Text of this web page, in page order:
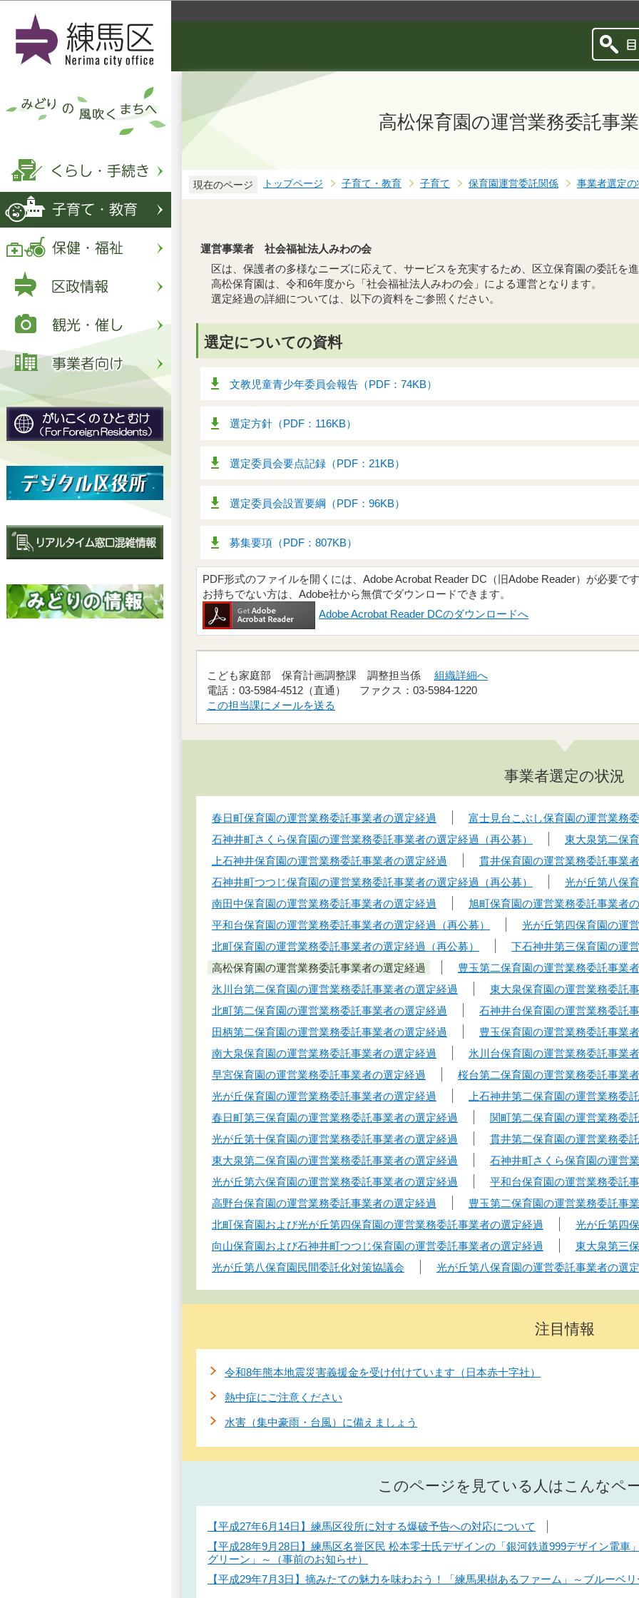
高松保育園の運営業務委託事
現在のページ トップページ 子育て・教育 子育て 保育園運営委託関係 事業者選定の
運営事業者 社会福祉法人みわの会
区は、保護者の多様なニーズに応えて、サービスを充実するため、区立保育園の委託を
高松保育園は、令和6年度から「社会福祉法人みわの会」による運営となります。
選定経過の詳細については、以下の資料をご参照ください。
選定についての資料
文教児童青少年委員会報告（PDF：74KB）
選定方針（PDF：116KB）
選定委員会要点記録（PDF：21KB）
選定委員会設置要綱（PDF：96KB）
募集要項（PDF：807KB）
PDF形式のファイルを開くには、Adobe Acrobat Reader DC（旧Adobe Reader）が必要で
お持ちでない方は、Adobe社から無償でダウンロードできます。
Adobe Acrobat Reader DCのダウンロードへ
こども家庭部 保育計画調整課 調整担当係 組織詳細へ
電話：03-5984-4512（直通） ファクス：03-5984-1220
この担当課にメールを送る
事業者選定の状況
春日町保育園の運営業務委託事業者の選定経過
富士見台こぶし保育園の運営業務
石神井町さくら保育園の運営業務委託事業者の選定経過（再公募）
東大泉第二保
上石神井保育園の運営業務委託事業者の選定経過
貫井保育園の運営業務委託事業
石神井町つつじ保育園の運営業務委託事業者の選定経過（再公募）
光が丘第八保
南田中保育園の運営業務委託事業者の選定経過
旭町保育園の運営業務委託事業者
平和台保育園の運営業務委託事業者の選定経過（再公募）
光が丘第四保育園の運
北町保育園の運営業務委託事業者の選定経過（再公募）
下石神井第三保育園の運
高松保育園の運営業務委託事業者の選定経過
豊玉第二保育園の運営業務委託事業
氷川台第二保育園の運営業務委託事業者の選定経過
東大泉保育園の運営業務委託
北町第二保育園の運営業務委託事業者の選定経過
石神井台保育園の運営業務委託
田柄第二保育園の運営業務委託事業者の選定経過
豊玉保育園の運営業務委託事業
南大泉保育園の運営業務委託事業者の選定経過
氷川台保育園の運営業務委託事業
早宮保育園の運営業務委託事業者の選定経過
桜台第二保育園の運営業務委託事業
光が丘保育園の運営業務委託事業者の選定経過
上石神井第二保育園の運営業務委
春日町第三保育園の運営業務委託事業者の選定経過
関町第二保育園の運営業務委
光が丘第十保育園の運営業務委託事業者の選定経過
貫井第二保育園の運営業務委
東大泉第二保育園の運営業務委託事業者の選定経過
石神井町さくら保育園の運営
光が丘第六保育園の運営業務委託事業者の選定経過
平和台保育園の運営業務委託
高野台保育園の運営業務委託事業者の選定経過
豊玉第二保育園の運営業務委託事
北町保育園および光が丘第四保育園の運営業務委託事業者の選定経過
光が丘第四
向山保育園および石神井町つつじ保育園の運営委託事業者の選定経過
東大泉第三
光が丘第八保育園民間委託化対策協議会
光が丘第八保育園の運営委託事業者の選
注目情報
令和8年熊本地震災害義援金を受け付けています（日本赤十字社）
熱中症にご注意ください
水害（集中豪雨・台風）に備えましょう
このページを見ている人はこんなペ
【平成27年6月14日】練馬区役所に対する爆破予告への対応について
【平成28年9月28日】練馬区名誉区民 松本零士氏デザインの「銀河鉄道999デザイン電
グリーン」～（事前のお知らせ）
【平成29年7月3日】摘みたての魅力を味わおう！「練馬果樹あるファーム」～ブルーベ